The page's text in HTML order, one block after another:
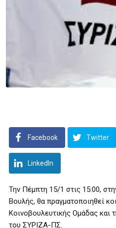
Facebook Twitter
LinkedIn
Την Πέμπτη 15/1 στις 15:00,
Βουλής, θα πραγματοποιηθεί
Κοινοβουλευτικής Ομάδας και
του ΣΥΡΙΖΑ-ΠΣ.